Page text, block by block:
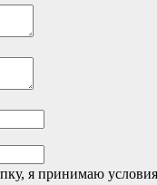
я принимаю